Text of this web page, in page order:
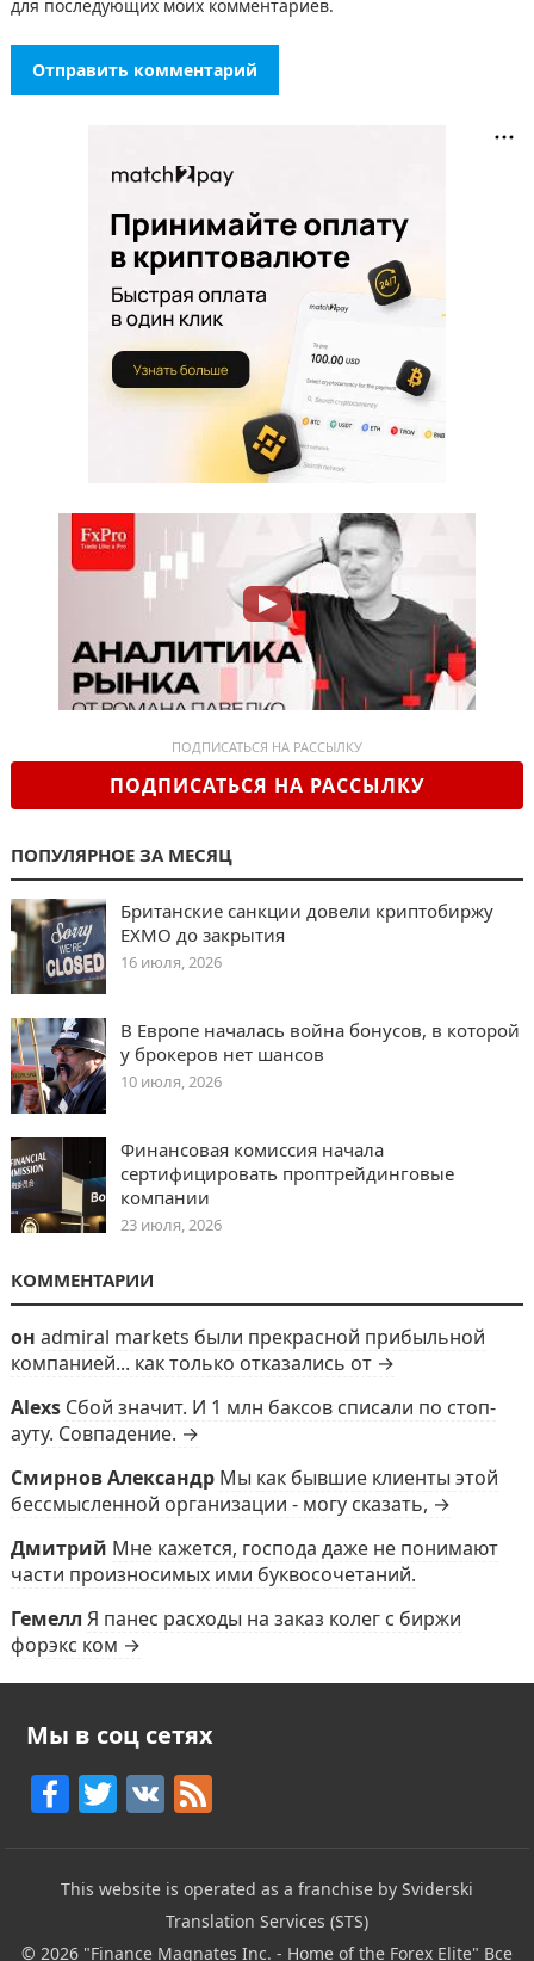
для последующих моих комментариев.
ПОДПИСАТЬСЯ НА РАССЫЛКУ
ПОДПИСАТЬСЯ НА РАССЫЛКУ
ПОПУЛЯРНОЕ ЗА МЕСЯЦ
Британские санкции довели криптобиржу
EXMO до закрытия
16 июля, 2026
В Европе началась война бонусов, в которой
у брокеров нет шансов
10 июля, 2026
Финансовая комиссия начала
сертифицировать проптрейдинговые
компании
23 июля, 2026
КОММЕНТАРИИ
он admiral markets были прекрасной прибыльной
компанией... как только отказались от →
Alexs Сбой значит. И 1 млн баксов списали по стоп-
ауту. Совпадение. →
Смирнов Александр Мы как бывшие клиенты этой
бессмысленной организации - могу сказать, →
Дмитрий Мне кажется, господа даже не понимают
части произносимых ими буквосочетаний.
Гемелл Я панес расходы на заказ колег с биржи
форэкс ком →
Мы в соц сетях
F
c
e
b
T
itt
er
V F
e
d
This website is operated as a franchise by Sviderski
Translation Services (STS)
© 2026 "Finance Magnates Inc. - Home of the Forex Elite" Все